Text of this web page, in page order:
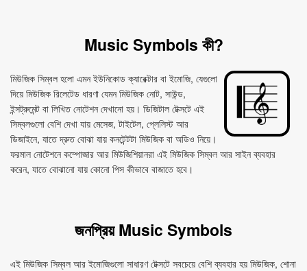
Music Symbols কী?
মিউজিক সিম্বল হলো এমন ইউনিকোড ক্যারেক্টার বা ইমোজি, যেগুলো
দিয়ে মিউজিক রিলেটেড ধারণা যেমন মিউজিক নোট, সাউন্ড,
ইন্সট্রুমেন্ট বা লিখিত নোটেশন দেখানো হয়। ডিজিটাল টেক্সটে এই
সিম্বলগুলো বেশি দেখা যায় মেসেজ, টাইটেল, প্লেলিস্ট আর
ডিজাইনে, যাতে দ্রুত বোঝা যায় কনটেন্টটা মিউজিক বা অডিও নিয়ে।
ফরমাল নোটেশনে কম্পোজার আর মিউজিশিয়ানরা এই মিউজিক সিম্বল আর সাইন ব্যবহার
করেন, যাতে বোঝানো যায় কোনো পিস কীভাবে বাজাতে হবে।
জনপ্রিয় Music Symbols
এই মিউজিক সিম্বল আর ইমোজিগুলো সাধারণ টেক্সটে সবচেয়ে বেশি ব্যবহার হয় মিউজিক, শোনা